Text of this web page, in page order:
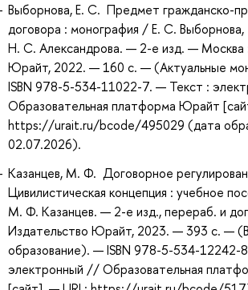
Выборнова, Е. С. Предмет гражданско-
договора : монография / Е. С. Выборнова,
Н. С. Александрова. — 2-е изд. — Москва
Юрайт, 2022. — 160 с. — (Актуальные
ISBN 978-5-534-11022-7. — Текст :
Образовательная платформа Юрайт
https://urait.ru/bcode/495029 (дата
02.07.2026).
Казанцев, М. Ф. Договорное
Цивилистическая концепция : учебное
М. Ф. Казанцев. — 2-е изд., перераб. и
Издательство Юрайт, 2023. — 393 с. —
образование). — ISBN 978-5-534-12242-
электронный // Образовательная